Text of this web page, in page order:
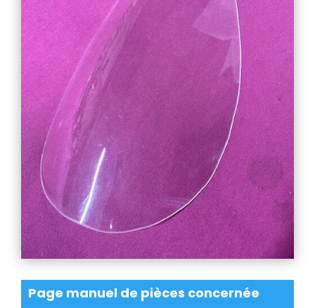
Page manuel de pièces concernée